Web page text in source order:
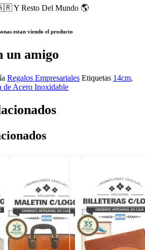
Y Resto Del Mundo 🌎
estan viendo el producto
un amigo
Regalos Empresariales Etiquetas 14cm,
de Acero Inoxidable